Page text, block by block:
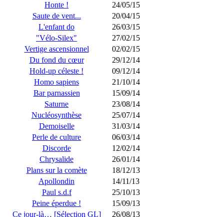
Honte !
24/05/15
Saute de vent...
20/04/15
L'enfant do
26/03/15
"Vélo-Silex"
27/02/15
Vertige ascensionnel
02/02/15
Du fond du cœur
29/12/14
Hold-up céleste !
09/12/14
Homo sapiens
21/10/14
Bar parnassien
15/09/14
Saturne
23/08/14
Nucléosynthèse
25/07/14
Demoiselle
31/03/14
Perle de culture
06/03/14
Discorde
12/02/14
Chrysalide
26/01/14
Plans sur la comète
18/12/13
Apollondin
14/11/13
Paul s.d.f
25/10/13
Peine éperdue !
15/09/13
Ce jour-là… [Sélection GL]
26/08/13